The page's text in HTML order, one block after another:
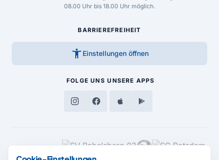
08.00 Uhr bis 18.00 Uhr möglich.
BARRIEREFREIHEIT
accessibility_new Einstellungen öffnen
FOLGE UNS UNSERE APPS
MEDIENPARTNER